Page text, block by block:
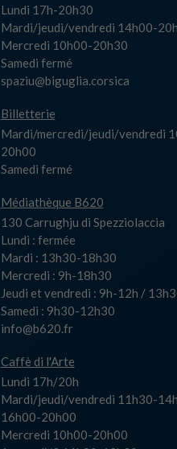
Lundi 17h-20h30
Mardi/jeudi/vendredi 14h00-
Mercredi 10h00-20h30
Samedi fermé
spaziu@biguglia.corsica
Billetterie
Mardi/mercredi/jeudi/vendredi
20h00
Samedi fermé
Médiathèque B620
130 Carrughju di Spezziolaccia
Lundi : fermée
Mardi : 13h30-18h30
Mercredi : 9h-18h30
Jeudi et vendredi : 9h-12h /
Samedi : 9h30-12h30
info@b620.fr
Caffè di l'Arte
Lundi 17h/20h
Mardi/jeudi/vendredi 11h30-
16h00-20h00
Mercredi 10h00-20h00